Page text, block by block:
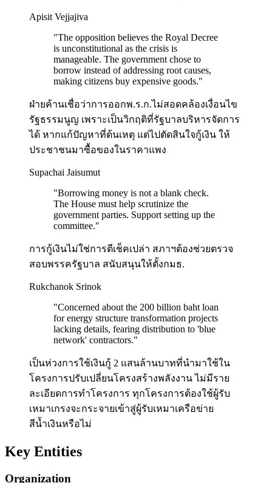
Apisit Vejjajiva
"The opposition believes the Royal Decree
is unconstitutional as the crisis is
manageable. The government chose to
borrow instead of addressing root causes,
making citizens buy expensive goods."
ฝ่ายค้านเชื่อว่าการออกพ.ร.ก.ไม่สอดคล้องเงื่อนไข
รัฐธรรมนูญ เพราะเป็นวิกฤติที่รัฐบาลบริหารจัดการ
ได้ หากแก้ปัญหาที่ต้นเหตุ แต่ไปตัดสินใจกู้เงิน ให้
ประชาชนมาซื้อของในราคาแพง
Supachai Jaisumut
"Borrowing money is not a blank check.
The House must help scrutinize the
government parties. Support setting up the
committee."
การกู้เงินไม่ใช่การตีเช็คเปล่า สภาฯต้องช่วยตรวจ
สอบพรรครัฐบาล สนับสนุนให้ตั้งกมธ.
Rukchanok Srinok
"Concerned about the 200 billion baht loan
for energy structure transformation projects
lacking details, fearing distribution to 'blue
network' contractors."
เป็นห่วงการใช้เงินกู้ 2 แสนล้านบาทที่นำมาใช้ใน
โครงการปรับเปลี่ยนโครงสร้างพลังงาน ไม่มีราย
ละเอียดการทำโครงการ ทุกโครงการต้องใช้ผู้รับ
เหมาเกรงจะกระจายเข้าสู่ผู้รับเหมาเครือข่าย
สีน้ำเงินหรือไม่
Key Entities
Organization